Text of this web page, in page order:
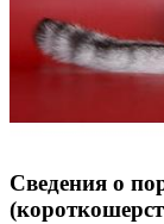
Сведения о